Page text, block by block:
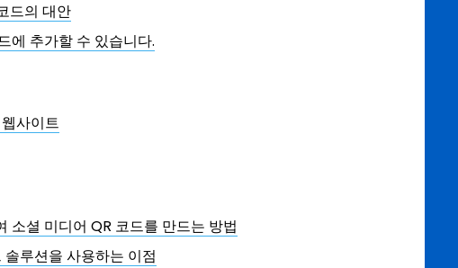
드의 대안
에 추가할 수 있습니다.
사이트
소셜 미디어 QR 코드를 만드는 방법
루션을 사용하는 이점